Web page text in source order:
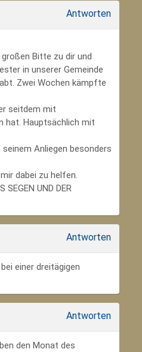
Antworten
Bitte zu dir und
in unserer Gemeinde
Zwei Wochen kämpfte
seitdem mit
hat. Hauptsächlich mit
Anliegen besonders
dabei zu helfen.
SEGEN UND DER
Antworten
einer dreitägigen
Antworten
den Monat des